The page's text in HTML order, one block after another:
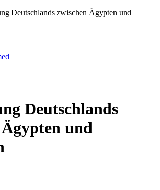
Deutschlands zwischen Ägypten und
Deutschlands
und